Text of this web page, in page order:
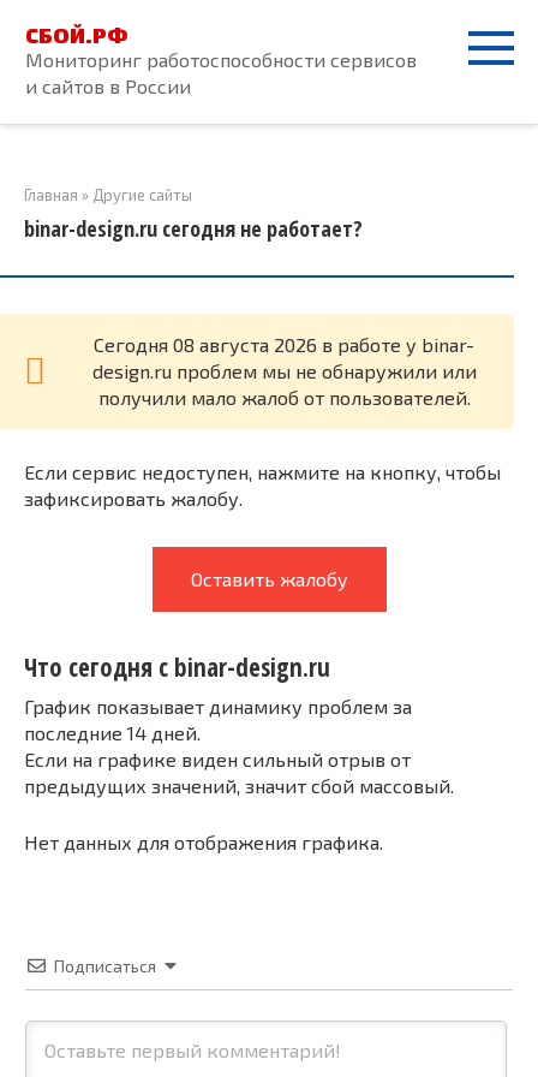
контенту
СБОЙ.РФ
Мониторинг работоспособности сервисов
и сайтов в России
Главная » Другие сайты
binar-design.ru сегодня не работает?
Cегодня 08 августа 2026 в работе у binar-
design.ru проблем мы не обнаружили или
получили мало жалоб от пользователей.
Если сервис недоступен, нажмите на кнопку, чтобы
зафиксировать жалобу.
Оставить жалобу
Что сегодня с binar-design.ru
График показывает динамику проблем за
последние 14 дней.
Если на графике виден сильный отрыв от
предыдущих значений, значит сбой массовый.
Нет данных для отображения графика.
Подписаться